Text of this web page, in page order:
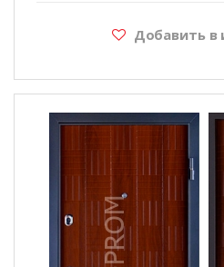
Добавить в